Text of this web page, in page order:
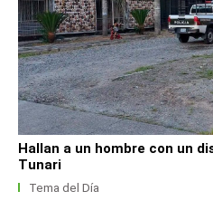
Hallan a un hombre con un
Tunari
Tema del Día